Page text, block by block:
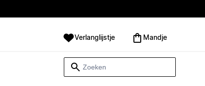
Verlanglijstje Mandje